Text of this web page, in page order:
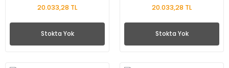
20.033,28 TL
Stokta Yok
20.033,28 TL
Stokta Yok